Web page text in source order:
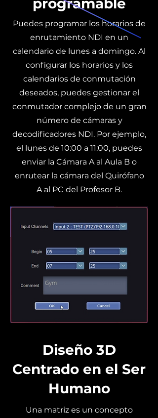
programable
Puedes programar los horarios de
enrutamiento NDI en un
calendario de lunes a domingo. Al
configurar los horarios y los
calendarios de conmutación
deseados, puedes gestionar el
conmutador complejo de un gran
número de cámaras y
decodificadores NDI. Por ejemplo,
el lunes de 10:00 a 11:00, puedes
enviar la Cámara A al Aula B o
enrutear la cámara del Quirófano
A al PC del Profesor B.
Diseño 3D
Centrado en el Ser
Humano
Una matriz es un concepto